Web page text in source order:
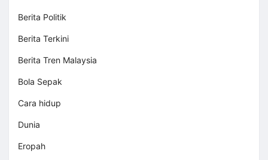
Berita Politik
Berita Terkini
Berita Tren Malaysia
Bola Sepak
Cara hidup
Dunia
Eropah